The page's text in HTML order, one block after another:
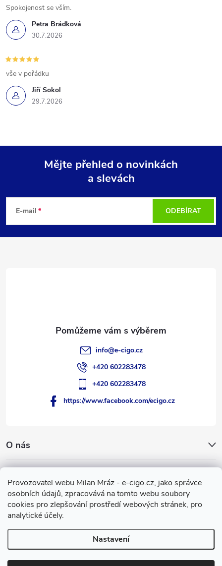
Provozovatel webu Milan Mráz - e-cigo.cz, jako správce
osobních údajů, zpracovává na tomto webu soubory
cookies pro zlepšování prostředí webových stránek, pro
analytické účely.
Nastavení
Petra Brádková
30.7.2026
Spokojenost se vším.
Jiří Sokol
29.7.2026
vše v pořádku
p
Mějte přehled o novinkách
a slevách
E-mail ODEBÍRAT
O nás
Facebook
info@e-cigo.cz
+420 602283478
+420 602283478
https://www.facebook.com/ecigo.cz
Copyright 2007-2026e-cigo.cz. Všechna práva vyhrazena.